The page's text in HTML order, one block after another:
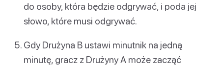
do osoby, która będzie odgrywać, i poda jej
słowo, które musi odgrywać.
Gdy Drużyna B ustawi minutnik na jedną
minutę, gracz z Drużyny A może zacząć